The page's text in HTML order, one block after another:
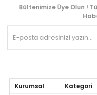
Bültenimize Üye Olun !
Kurumsal Kategori